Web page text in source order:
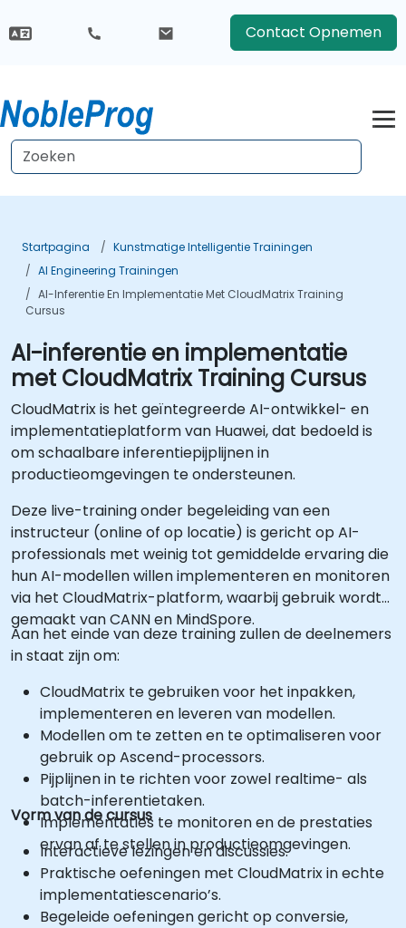
Contact Opnemen
Startpagina
Kunstmatige Intelligentie Trainingen
AI Engineering Trainingen
AI-Inferentie En Implementatie Met CloudMatrix Training
Cursus
AI-inferentie en implementatie
met CloudMatrix Training Cursus
CloudMatrix is het geïntegreerde AI-ontwikkel- en
implementatieplatform van Huawei, dat bedoeld is
om schaalbare inferentiepijplijnen in
productieomgevingen te ondersteunen.
Deze live-training onder begeleiding van een
instructeur (online of op locatie) is gericht op AI-
professionals met weinig tot gemiddelde ervaring die
hun AI-modellen willen implementeren en monitoren
via het CloudMatrix-platform, waarbij gebruik wordt
gemaakt van CANN en MindSpore.
Aan het einde van deze training zullen de deelnemers
in staat zijn om:
CloudMatrix te gebruiken voor het inpakken,
implementeren en leveren van modellen.
Modellen om te zetten en te optimaliseren voor
gebruik op Ascend-processors.
Pijplijnen in te richten voor zowel realtime- als
batch-inferentietaken.
Implementaties te monitoren en de prestaties
ervan af te stellen in productieomgevingen.
Vorm van de cursus
Interactieve lezingen en discussies.
Praktische oefeningen met CloudMatrix in echte
implementatiescenario’s.
Begeleide oefeningen gericht op conversie,